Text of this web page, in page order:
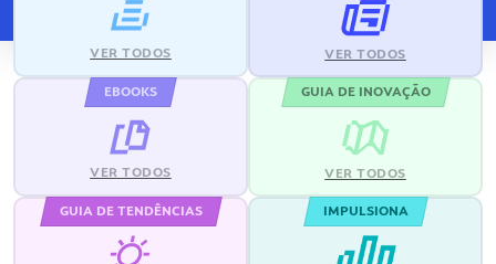
VER TODOS VER TODOS
EBOOKS
VER TODOS
GUIA DE INOVAÇÃO
VER TODOS
GUIA DE TENDÊNCIAS IMPULSIONA